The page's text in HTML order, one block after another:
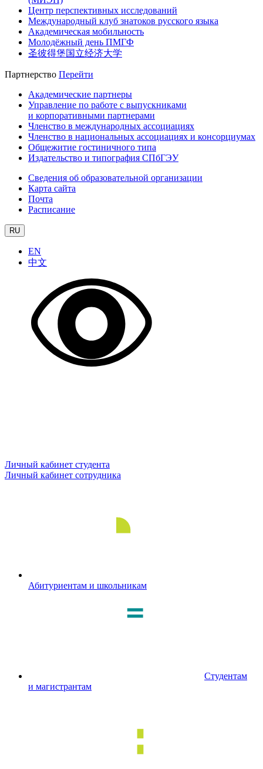
Центр перспективных исследований
Международный клуб знатоков русского языка
Академическая мобильность
Молодёжный день ПМГФ
圣彼得堡国立经济大学
Партнерство Перейти
Академические партнеры
Управление по работе с выпускниками
и корпоративными партнерами
Членство в международных ассоциациях
Членство в национальных ассоциациях и консорциумах
Общежитие гостиничного типа
Издательство и типография СПбГЭУ
Сведения об образовательной организации
Карта сайта
Почта
Расписание
RU
EN
中文
Личный кабинет студента
Личный кабинет сотрудника
Абитуриентам и школьникам
Студентам
и магистрантам